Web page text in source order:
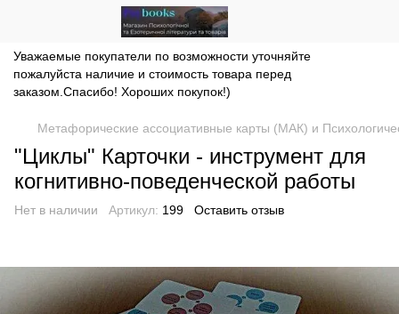
Уважаемые покупатели по возможности уточняйте
пожалуйста наличие и стоимость товара перед
заказом.Спасибо! Хороших покупок!)
Метафорические ассоциативные карты (МАК) и
"Циклы" Карточки - инструмент для
когнитивно-поведенческой работы
Нет в наличии Артикул: 199 Оставить отзыв